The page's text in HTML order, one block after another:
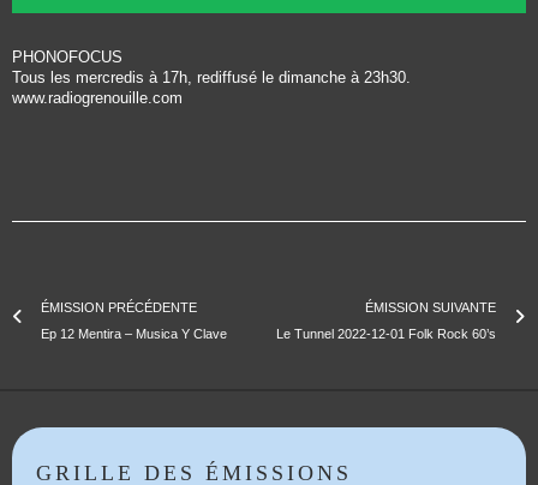
PHONOFOCUS
Tous les mercredis à 17h, rediffusé le dimanche à 23h30.
www.radiogrenouille.com
ÉMISSION PRÉCÉDENTE
Ep 12 Mentira – Musica Y Clave
ÉMISSION SUIVANTE
Le Tunnel 2022-12-01 Folk Rock 60’s
GRILLE DES ÉMISSIONS